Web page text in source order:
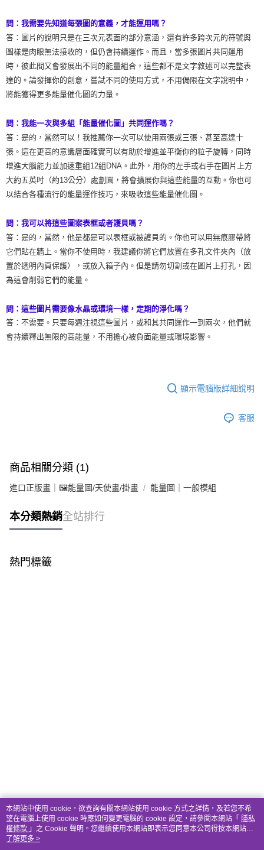
問：我需要先知道每張圖的意義，才能運用嗎？
答：圖片的說明只是在三次元表面的部分意涵，還有許多跨次元的符號與
圖樣是肉眼無法接收的，但仍會持續運作。而且，當多張圖片共同運用
時，彼此間又會發展出不同的能量組合，這些都不是文字敘述可以完整表
達的。請發揮你的創意，嘗試不同的使用方式，不用侷限在文字說明中，
將能獲得更多能量催化圖的力量。
問：我能一次與多組「能量催化圖」共同運作嗎？
答：是的，當然可以！我推薦你一次可以使用兩張或三張、甚至高達十
張。這在更高的意識層面確實可以有助於增進並平衡你的粒子旋轉，同時
增進大腦能力並加速重組12組DNA。此外，用你的左手或右手在圖片上方
大約五英吋（約13公分）處劃圓，將會擴展你與這些能量的互動。你也可
以結合各種流行的能量運作技巧，來吸收這些能量催化圖。
問：我可以將這些圖案表框或者護貝嗎？
答：是的，當然，他是都是可以表框或被護貝的。你也可以用無痕膠帶將
它們貼在牆上。當你不使用時，我建議你將它們放置在多孔文件夾內（放
置於透明內頁保護），或放入箱子內。但是請勿切割或在圖片上打孔，因
為這會削弱它們的能量。
問：這些圖片需要像水晶或環境一樣，定期的淨化嗎？
答：不需要。只要每週注視這些圖片，或和其共同運作一到兩次，他們就
會持續釋出無限的高能量，不用擔心被負面能量或環境影響。
顯示電腦版詳細說明
客服
商品相關分類 (1)
進口正版畫｜🖼️能量圖/天使畫/掛畫 能量圖｜一般模組
本分類熱銷全站排行
熱門標籤
本網站中使用 cookie，欲查詢有關本網站使用 cookie 方式之詳情，及若您不希
望在電腦上使用 cookie 時應如何變更電腦的 cookie 設定，請參閱本網站「 隱私
權條款 」之 Cookie 聲明。您繼續使用本網站即表示您同意本公司得按本網站使
用條款之 Cookie 聲明使用 cookie。
了解更多 >